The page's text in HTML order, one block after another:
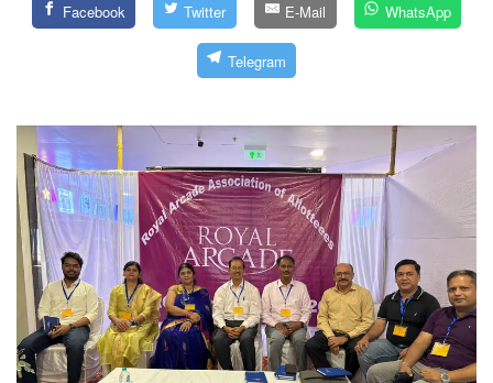
Facebook Twitter E-Mail WhatsApp
Telegram